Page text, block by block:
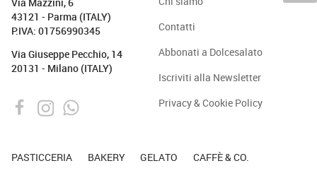
43121 - Parma (ITALY)
P.IVA: 01756990345
Via Giuseppe Pecchio, 14
20131 - Milano (ITALY)
Contatti
Abbonati a Dolcesalato
Iscriviti alla Newsletter
Privacy & Cookie Policy
PASTICCERIA BAKERY GELATO CAFFÈ & CO.